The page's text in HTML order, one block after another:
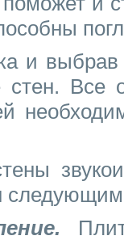
и
стен. Все